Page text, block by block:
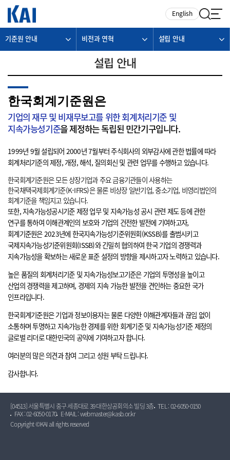
English
기준원 안내 비전과 연혁 설립 안내
설립 안내
한국회계기준원은
기업의 재무 및 비재무보고를 위한 회계처리기준 및
지속가능성기준을 제정하는 독립된 민간기구입니다.
1999년 9월 설립되어 2000년 7월부터 주식회사의 외부감사에 관한 법률에 따라
회계처리기준의 제정, 개정, 해석, 질의회신 및 관련 업무를 수행하고 있습니다.
한국회계기준원은 모든 상장기업과 주요 금융기관들이 사용하는
한국채택국제회계기준(K-IFRS)은 물론 비상장 일반기업, 중소기업, 비영리법인의
회계기준을 책임지고 있습니다.
또한, 지속가능성공시기준 제정 업무 및 지속가능성 공시 관련 제도 등에 관한
연구를 통하여 이해관계인의 보호와 기업의 건전한 발전에 기여하고자,
회계기준원은 2023년에 한국지속가능성기준위원회(KSSB)를 출범시키고
국제지속가능성기준위원회(ISSB)와 긴밀히 협의하여 한국 기업의 경쟁력과
지속가능성을 확보하는 새로운 표준 설정의 방향을 제시하고자 노력하고 있습니다.
높은 품질의 회계처리기준 및 지속가능성보고기준은 기업의 투명성을 높이고
산업의 경쟁력을 제고하며, 경제의 지속 가능한 발전을 견인하는 중요한 국가
인프라입니다.
한국회계기준원은 기업과 정보이용자는 물론 다양한 이해관계자들과 끊임 없이
소통하며 투명하고 지속가능한 경제를 위한 회계기준 및 지속가능성기준 제정의
글로벌 리더로 대한민국의 공익에 기여하고자 합니다.
여러분의 많은 의견과 참여 그리고 성원 부탁 드립니다.
감사합니다.
[04513] 서울특별시 중구 세종대로 39 대한상공회의소 빌딩 3층 TEL : 02-6050-0150
FAX : 02-6050-0170
E-MAIL : webmaster@kasb.or.kr
Copyright ©KAI all rights reserved